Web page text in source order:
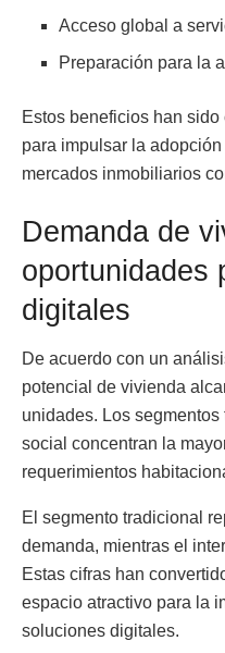
Acceso global a
Preparación para la
Estos beneficios han
para impulsar la
mercados inmobiliarios
Demanda de
oportunidades
digitales
De acuerdo con un
potencial de vivienda
unidades. Los
social concentran la
requerimientos
El segmento tradicional
demanda, mientras el
Estas cifras han
espacio atractivo para la
soluciones digitales.